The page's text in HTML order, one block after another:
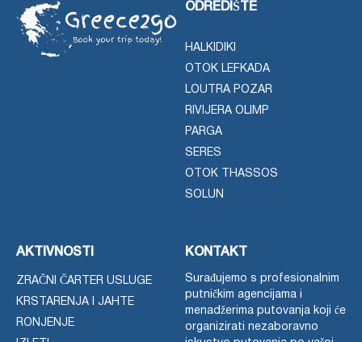
ODREDIŠTE
HALKIDIKI
OTOK LEFKADA
LOUTRA POZAR
RIVIJERA OLIMP
PARGA
SERES
OTOK THASSOS
SOLUN
AKTIVNOSTI
ZRAČNI ČARTER USLUGE
KRSTARENJA I JAHTE
RONJENJE
KONTAKT
Surađujemo s profesionalnim
putničkim agencijama i
menadžerima putovanja koji će
organizirati nezaboravno